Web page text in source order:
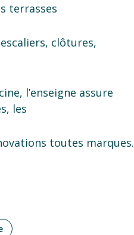
terrasses
clôtures,
l’enseigne assure
les
toutes marques.